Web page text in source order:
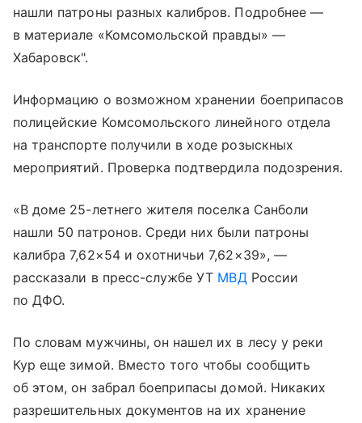
нашли патроны разных калибров. Подробнее —
в материале «Комсомольской правды» —
Хабаровск".
Информацию о возможном хранении боеприпасов
полицейские Комсомольского линейного отдела
на транспорте получили в ходе розыскных
мероприятий. Проверка подтвердила подозрения.
«В доме 25-летнего жителя поселка Санболи
нашли 50 патронов. Среди них были патроны
калибра 7,62×54 и охотничьи 7,62×39», —
рассказали в пресс-службе УТ МВД России
по ДФО.
По словам мужчины, он нашел их в лесу у реки
Кур еще зимой. Вместо того чтобы сообщить
об этом, он забрал боеприпасы домой. Никаких
разрешительных документов на их хранение